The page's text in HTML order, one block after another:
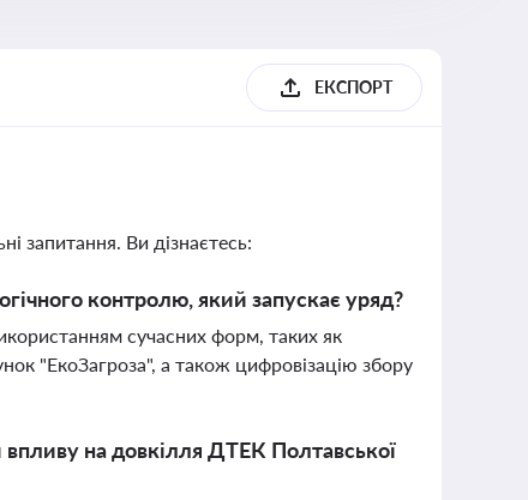
ЕКСПОРТ
запитання. Ви дізнаєтесь:
контролю, який запускає уряд?
сучасних форм, таких як
"ЕкоЗагроза", а також цифровізацію збору
впливу на довкілля ДТЕК Полтавської